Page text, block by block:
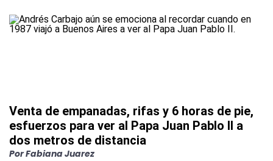
Venta de empanadas, rifas y 6 horas de pie,
esfuerzos para ver al Papa Juan Pablo II a
dos metros de distancia
PorFabiana Juarez